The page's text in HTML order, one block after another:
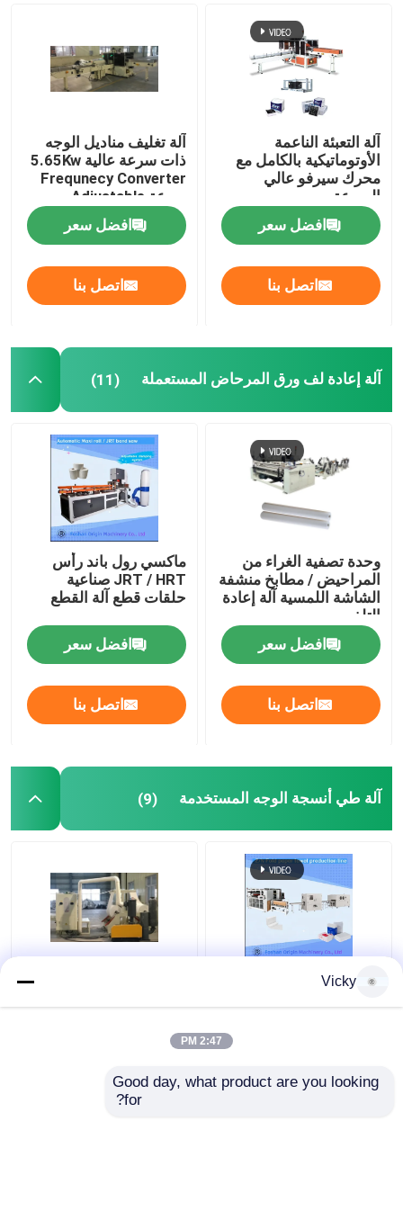
الأنسجة آلة قطع الورق
الأنسجة آلة ورقة التعبئة
آلة إعادة لف ورق المرحاض المستعملة
آلة طي أنسجة الوجه المستخدمة
آلة تعبئة الورق الناعم المستخدمة
آلة شفرة الأنسجة الوجهية المستخدمة
آلة تغليف المرحاض المستخدمة
آلة تعبئة صناديق الأنسجة المستخدمة
تحويل آلي للآلة المتداخلة
آلة التعبئة الناعمة
الأوتوماتيكية بالكامل مع
محرك سيرفو عالي
السرعة
افضل سعر
اتصل بنا
آلة تغليف مناديل الوجه
ذات سرعة عالية 5.65Kw
Frequnecy Converter
سرعة ​​Adjustable
افضل سعر
اتصل بنا
آلة إعادة لف ورق المرحاض المستعملة (11)
وحدة تصفية الغراء من
المراحيض / مطابخ منشفة
الشاشة اللمسية آلة إعادة
التلف
افضل سعر
اتصل بنا
ماكسي رول باند رأس
JRT / HRT صناعية
حلقات قطع آلة القطع
افضل سعر
اتصل بنا
آلة طي أنسجة الوجه المستخدمة (9)
V مطوية نسيج مطوي آلة
التحكم
Vicky
2:47 PM
Good day, what product are you looking
for?